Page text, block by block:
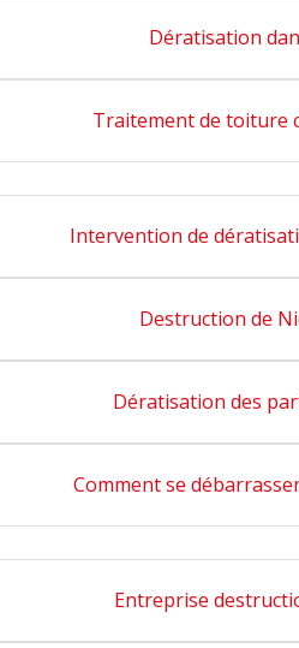
Dératisation
Traitement de toiture
Intervention de
Destruction de
Dératisation des
Comment se
Entreprise